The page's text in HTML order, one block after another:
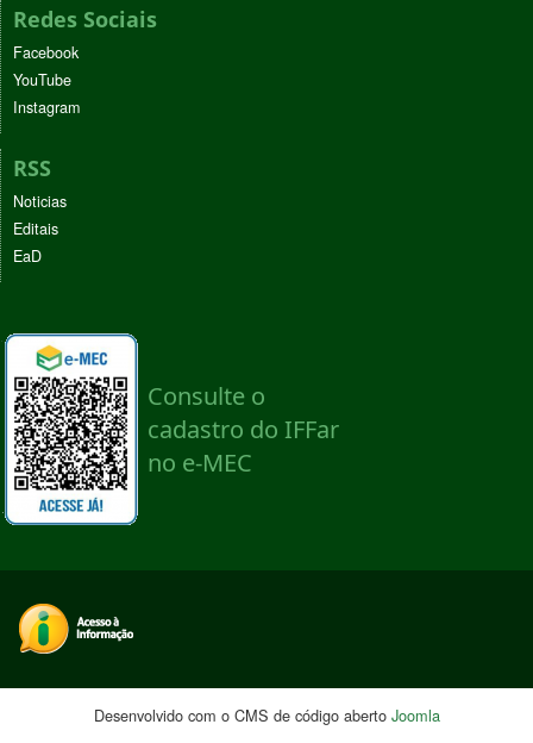
Redes Sociais
Facebook
YouTube
Instagram
RSS
Noticias
Editais
EaD
Desenvolvido com o CMS de código aberto Joomla